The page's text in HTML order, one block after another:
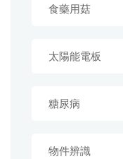
食藥用菇
太陽能電板
糖尿病
物件辨識